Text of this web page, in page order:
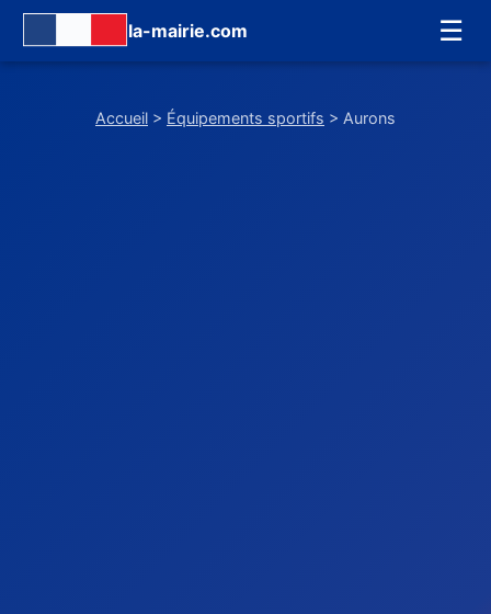
la-mairie.com ☰
Accueil > Équipements sportifs > Aurons